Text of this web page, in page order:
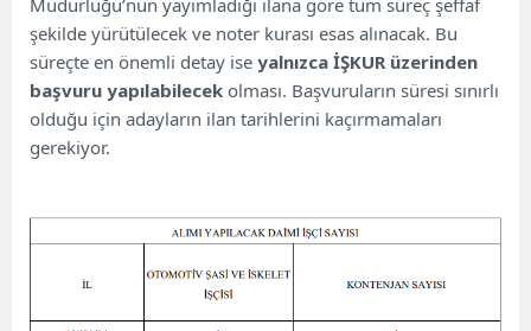
Müdürlüğü’nün yayımladığı ilana göre tüm süreç şeffaf
şekilde yürütülecek ve noter kurası esas alınacak. Bu
süreçte en önemli detay ise yalnızca İŞKUR üzerinden
başvuru yapılabilecek olması. Başvuruların süresi sınırlı
olduğu için adayların ilan tarihlerini kaçırmamaları
gerekiyor.